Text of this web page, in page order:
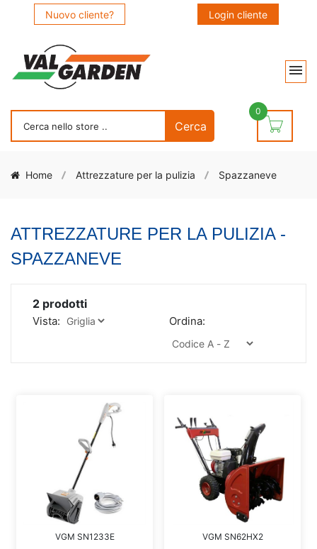
Nuovo cliente? Login cliente
0
Home Attrezzature per la pulizia Spazzaneve
ATTREZZATURE PER LA PULIZIA -
SPAZZANEVE
2 prodotti
Vista: Ordina:
VGM SN1233E VGM SN62HX2